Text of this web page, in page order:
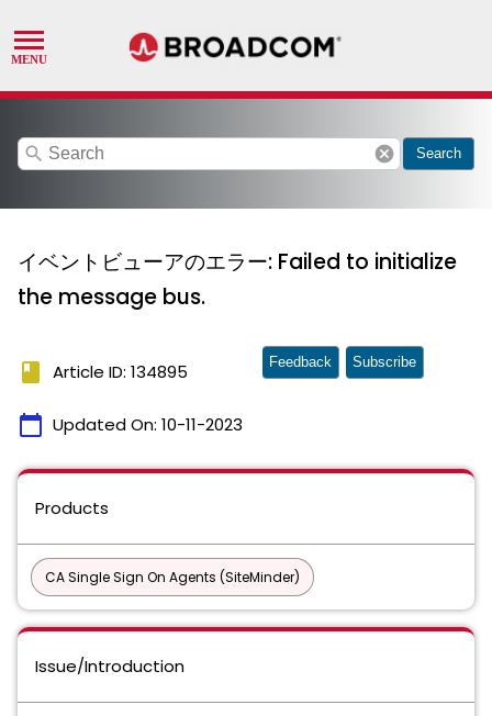
search cancel Search
イベントビューアのエラー: Failed to initialize
the message bus.
book Article ID: 134895
calendar_today Updated On: 10-11-2023
Feedback Subscribe
Products
CA Single Sign On Agents (SiteMinder)
Issue/Introduction